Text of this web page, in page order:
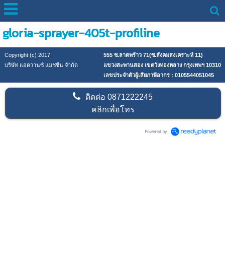
gloria-sprayer-405t-profiline
Copyright (c) 2017
555 ซ.ลาดพร้าว 71(ซ.สังคมสงเคราะห์ 11)
บริษัท แอดวานซ์ แมชชีน จำกัด
แขวงสะพานสอง เขตวังทองหลาง กรุงเทพฯ 10310
เลขประจำตัวผู้เสียภาษีอากร : 0105544051045
ติดต่อ0871222245
คลิกเพื่อโทร